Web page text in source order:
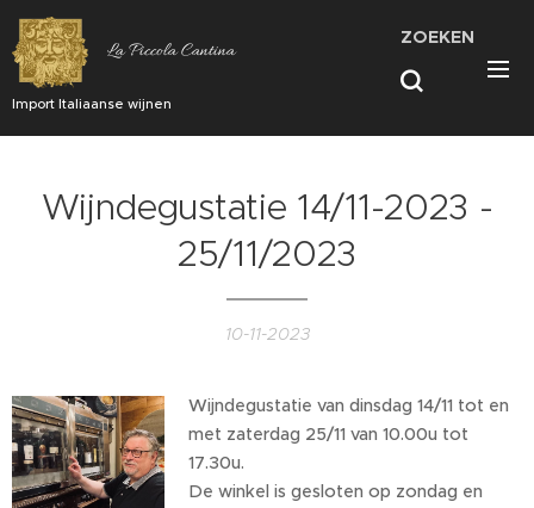
La Piccola Cantina
Import Italiaanse wijnen
ZOEKEN
Wijndegustatie 14/11-2023 -
25/11/2023
10-11-2023
Wijndegustatie van dinsdag 14/11 tot en
met zaterdag 25/11 van 10.00u tot
17.30u.
De winkel is gesloten op zondag en